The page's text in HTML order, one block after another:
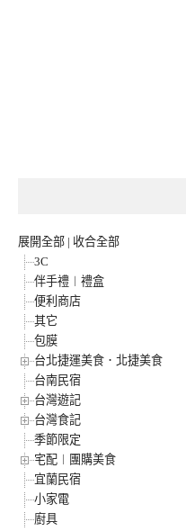
展開全部 | 收合全部
3C
伴手禮︱禮盒
便利商店
其它
包膜
台北捷運美食．北捷美食
台南民宿
台灣遊記
台灣食記
季節限定
宅配︱團購美食
宜蘭民宿
小家電
廚具